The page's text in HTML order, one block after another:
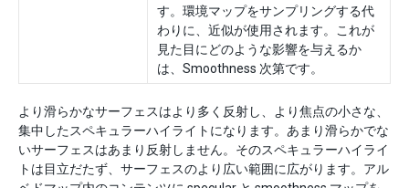
す。環境マップをサンプリングする代
わりに、近似が使用されます。これが
見た目にどのような影響を与えるか
は、Smoothness 次第です。
より滑らかなサーフェスはより多く反射し、より焦点の小さな、
集中したスペキュラーハイライトになります。あまり滑らかでな
いサーフェスはあまり反射しません。そのスペキュラーハイライ
トは目立だたず、サーフェスのより広い範囲に広がります。アル